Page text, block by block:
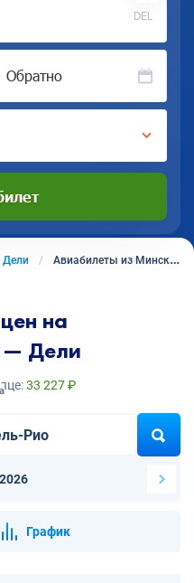
DEL
Обратно
Дели Авиабилеты из Минска в Дели
на
— Дели
33 227 ₽
График